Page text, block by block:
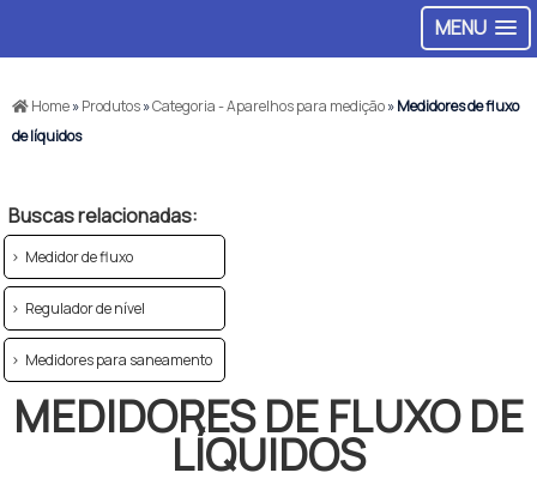
MENU
Home»Produtos»Categoria - Aparelhos para medição»Medidores de fluxo
de líquidos
Buscas relacionadas:
Medidor de fluxo
Regulador de nível
Medidores para saneamento
MEDIDORES DE FLUXO DE
LÍQUIDOS